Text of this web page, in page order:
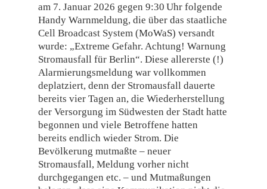
am 7. Januar 2026 gegen 9:30 Uhr folgende
Handy Warnmeldung, die über das staatliche
Cell Broadcast System (MoWaS) versandt
wurde: „Extreme Gefahr. Achtung! Warnung
Stromausfall für Berlin“. Diese allererste (!)
Alarmierungsmeldung war vollkommen
deplatziert, denn der Stromausfall dauerte
bereits vier Tagen an, die Wiederherstellung
der Versorgung im Südwesten der Stadt hatte
begonnen und viele Betroffene hatten
bereits endlich wieder Strom. Die
Bevölkerung mutmaßte – neuer
Stromausfall, Meldung vorher nicht
durchgegangen etc. – und Mutmaßungen